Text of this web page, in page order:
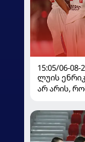
15:05/06-08-
ლუის
არ არის,